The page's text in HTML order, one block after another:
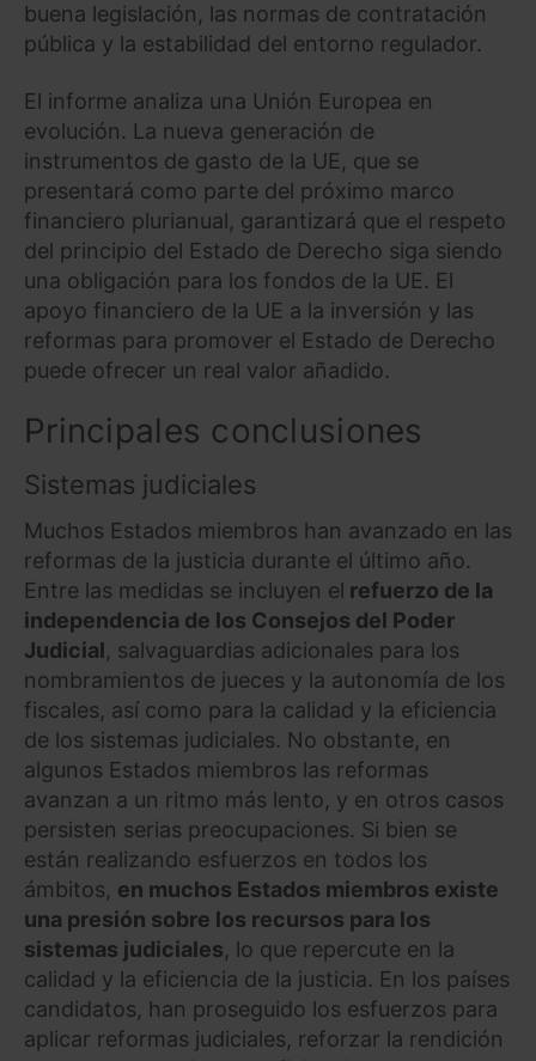
buena legislación, las normas de contratación
pública y la estabilidad del entorno regulador.
El informe analiza una Unión Europea en
evolución. La nueva generación de
instrumentos de gasto de la UE, que se
presentará como parte del próximo marco
financiero plurianual, garantizará que el respeto
del principio del Estado de Derecho siga siendo
una obligación para los fondos de la UE. El
apoyo financiero de la UE a la inversión y las
reformas para promover el Estado de Derecho
puede ofrecer un real valor añadido.
Principales conclusiones
Sistemas judiciales
Muchos Estados miembros han avanzado en las
reformas de la justicia durante el último año.
Entre las medidas se incluyen el refuerzo de la
independencia de los Consejos del Poder
Judicial, salvaguardias adicionales para los
nombramientos de jueces y la autonomía de los
fiscales, así como para la calidad y la eficiencia
de los sistemas judiciales. No obstante, en
algunos Estados miembros las reformas
avanzan a un ritmo más lento, y en otros casos
persisten serias preocupaciones. Si bien se
están realizando esfuerzos en todos los
ámbitos, en muchos Estados miembros existe
una presión sobre los recursos para los
sistemas judiciales, lo que repercute en la
calidad y la eficiencia de la justicia. En los países
candidatos, han proseguido los esfuerzos para
aplicar reformas judiciales, reforzar la rendición